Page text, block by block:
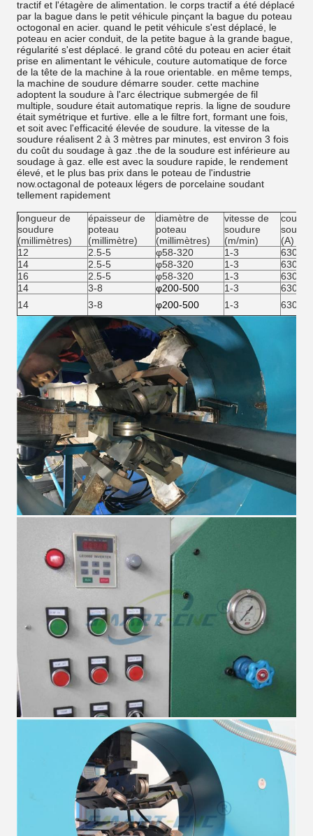
tractif et l'étagère de alimentation. le corps tractif a été déplacé
par la bague dans le petit véhicule pinçant la bague du poteau
octogonal en acier. quand le petit véhicule s'est déplacé, le
poteau en acier conduit, de la petite bague à la grande bague,
régularité s'est déplacé. le grand côté du poteau en acier était
prise en alimentant le véhicule, couture automatique de force
de la tête de la machine à la roue orientable. en même temps,
la machine de soudure démarre souder. cette machine
adoptent la soudure à l'arc électrique submergée de fil
multiple, soudure était automatique repris. la ligne de soudure
était symétrique et furtive. elle a le filtre fort, formant une fois,
et soit avec l'efficacité élevée de soudure. la vitesse de la
soudure réalisent 2 à 3 mètres par minutes, est environ 3 fois
du coût du soudage à gaz .the de la soudure est inférieure au
soudage à gaz. elle est avec la soudure rapide, le rendement
élevé, et le plus bas prix dans le poteau de l'industrie
now.octagonal de poteaux légers de porcelaine soudant
tellement rapidement
longueur de
soudure
(millimètres)
épaisseur de
poteau
(millimètre)
diamètre de
poteau
(millimètres)
vitesse de
soudure
(m/min)
(A)
12
2.5-5 φ58-320 1-3
630
14
2.5-5 φ58-320 1-3
630
16
2.5-5 φ58-320 1-3
630
14
3-8 φ200-500 1-3
630-
14
3-8 φ200-500 1-3 630-